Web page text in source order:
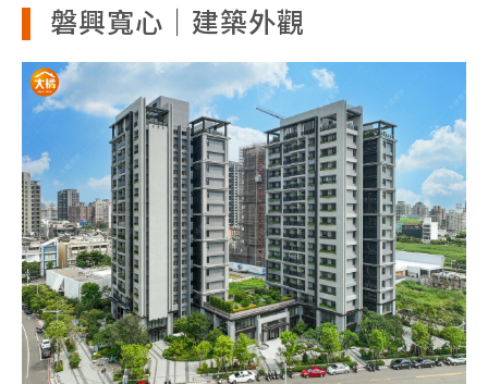
磐興寬心｜建築外觀